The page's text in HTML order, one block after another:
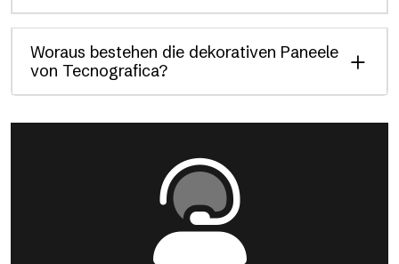
Woraus bestehen die dekorativen Paneele
von Tecnografica?